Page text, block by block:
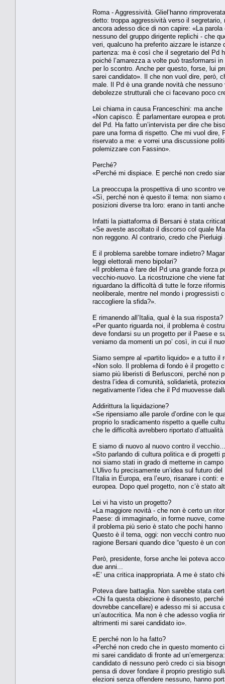
Roma - Aggressività. Gliel’hanno
detto: troppa aggressività verso il
ancora adesso dice di non capire: «La
nessuno del gruppo dirigente replichi - che
veri, qualcuno ha preferito aizzare le istanze
partenza: ma è così che il segretario del Pd
poiché l’amarezza a volte può trasformarsi
per lo scontro. Anche per questo, forse, lui
sarei candidato». Il che non vuol dire, però,
male. Il Pd è una grande novità che
debolezze strutturali che ci facevano poco
Lei chiama in causa Franceschini: ma
«Non capisco. È parlamentare europea e
del Pd. Ha fatto un’intervista per dire che
pare una forma di rispetto. Che mi vuol dire,
riservato a me: e vorrei una discussione
polemizzare con Fassino».
Perché?
«Perché mi dispiace. E perché non credo
La preoccupa la prospettiva di uno scontro
«Sì, perché non è questo il tema: non
posizioni diverse tra loro: erano in tanti
Infatti la piattaforma di Bersani è stata
«Se aveste ascoltato il discorso col quale
non reggono. Al contrario, credo che
E il problema sarebbe tornare indietro?
leggi elettorali meno bipolari?
«Il problema è fare del Pd una grande forza
vecchio-nuovo. La ricostruzione che viene
riguardano la difficoltà di tutte le forze
neoliberale, mentre nel mondo i progressisti
raccogliere la sfida?».
E rimanendo all’Italia, qual è la sua risposta?
«Per quanto riguarda noi, il problema è
deve fondarsi su un progetto per il Paese e
veniamo da momenti un po’ così, in cui il
Siamo sempre al «partito liquido» e a tutto il
«Non solo. Il problema di fondo è il progetto
siamo più liberisti di Berlusconi, perché non
destra l’idea di comunità, solidarietà,
negativamente l’idea che il Pd muovesse
Addirittura la liquidazione?
«Se ripensiamo alle parole d’ordine con le
proprio lo sradicamento rispetto a quelle
che le difficoltà avrebbero riportato
E siamo di nuovo al nuovo contro il vecchio...
«Sto parlando di cultura politica e di
noi siamo stati in grado di metterne in
L’Ulivo fu precisamente un’idea sul futuro
l’Italia in Europa, era l’euro, risanare i
europea. Dopo quel progetto, non c’è stato
Lei vi ha visto un progetto?
«La maggiore novità - che non è certo un
Paese: di immaginarlo, in forme nuove,
il problema più serio è stato che pochi
Questo è il tema, oggi: non vecchi contro
ragione Bersani quando dice “questo è un
Però, presidente, forse anche lei poteva
due anni...
«E’ una critica inappropriata. A me è stato
Poteva dare battaglia. Non sarebbe stata
«Chi fa questa obiezione è disonesto,
dovrebbe cancellare) e adesso mi si
un’autocritica. Ma non è che adesso voglia
altrimenti mi sarei candidato io».
E perché non lo ha fatto?
«Perché non credo che in questo momento
mi sarei candidato di fronte ad
candidato di nessuno però credo ci sia
pensa di dover fondare il proprio prestigio
elezioni senza offendere nessuno, hanno